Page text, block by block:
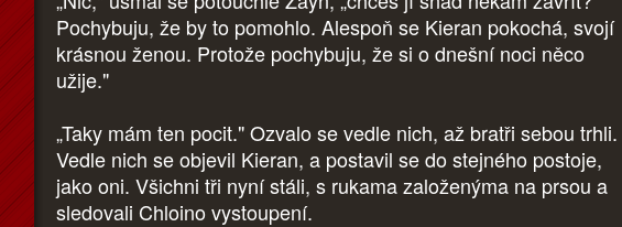
Pochybuju, že by to pomohlo. Alespoň se Kieran pokochá, svojí
krásnou ženou. Protože pochybuju, že si o dnešní noci něco
užije."
„Taky mám ten pocit." Ozvalo se vedle nich, až bratři sebou trhli.
Vedle nich se objevil Kieran, a postavil se do stejného postoje,
jako oni. Všichni tři nyní stáli, s rukama založenýma na prsou a
sledovali Chloino vystoupení.